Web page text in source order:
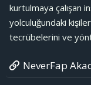
kurtulmaya çalışan
yolculuğundaki
tecrübelerini ve
NeverFap